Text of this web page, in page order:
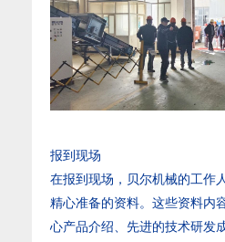
报到现场
在报到现场，贝尔机械的工作
精心准备的资料。这些资料内
心产品介绍、先进的技术研发